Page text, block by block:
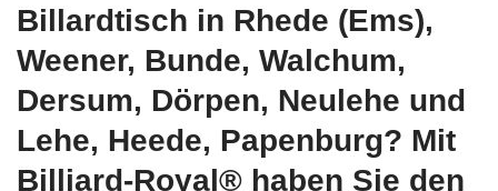
Billardtisch in Rhede (Ems),
Weener, Bunde, Walchum,
Dersum, Dörpen, Neulehe und
Lehe, Heede, Papenburg? Mit
Billiard-Royal® haben Sie den